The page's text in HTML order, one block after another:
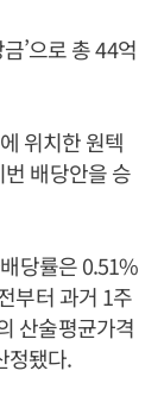
’으로 총 44억
위치한 원텍
배당안을 승
당률은 0.51%
부터 과거 1주
산술평균가격
정됐다.